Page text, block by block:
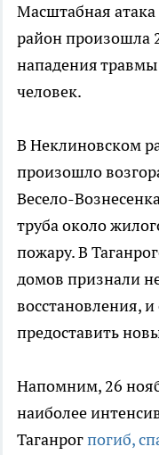
Масштабная
район произошла
нападения
человек.
В Неклиновском
произошло
Весело-
труба около
пожару. В
домов признали
восстановления,
предоставить
Напомним, 26
наиболее
Таганрогпогиб,